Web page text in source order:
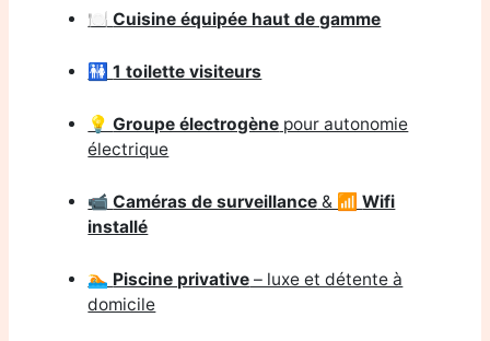
🍽️Cuisine équipée haut de gamme
🚻1 toilette visiteurs
💡Groupe électrogène pour autonomie
électrique
📹Caméras de surveillance & 📶Wifi
installé
🏊 Piscine privative – luxe et détente à
domicile